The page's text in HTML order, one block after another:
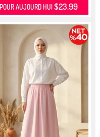
POUR AUJOURD HUI $23.99